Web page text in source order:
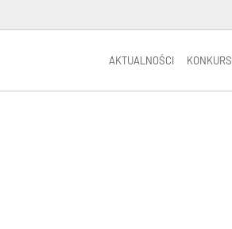
AKTUALNOŚCI KONKURS